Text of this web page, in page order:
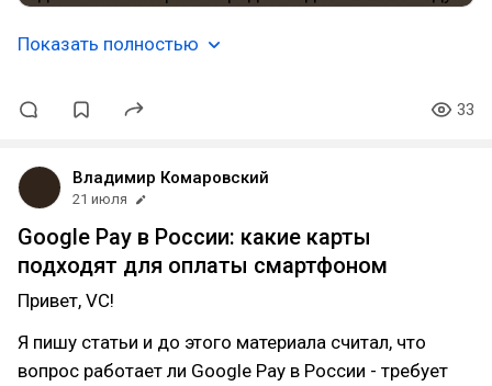
Показать полностью
33
Владимир Комаровский
21 июля
Google Pay в России: какие карты
подходят для оплаты смартфоном
Привет, VC!
Я пишу статьи и до этого материала считал, что
вопрос работает ли Google Pay в России - требует